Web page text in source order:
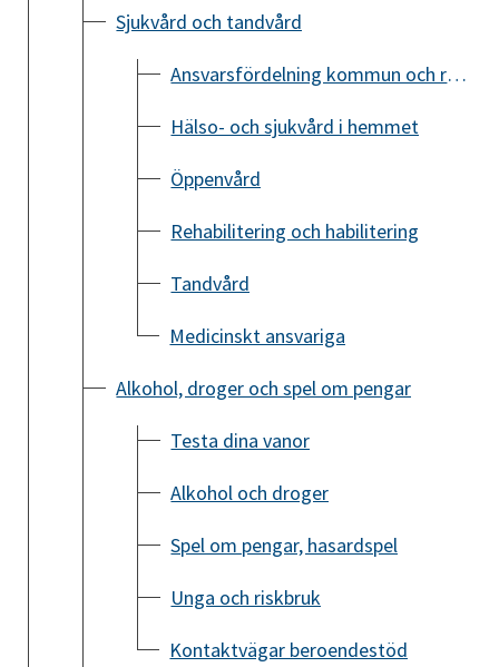
Sjukvård och tandvård
Ansvarsfördelning kommun och region
Hälso- och sjukvård i hemmet
Öppenvård
Rehabilitering och habilitering
Tandvård
Medicinskt ansvariga
Alkohol, droger och spel om pengar
Testa dina vanor
Alkohol och droger
Spel om pengar, hasardspel
Unga och riskbruk
Kontaktvägar beroendestöd